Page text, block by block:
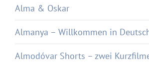
Alma & Oskar
Almanya – Willkommen in
Almodóvar Shorts – zwei